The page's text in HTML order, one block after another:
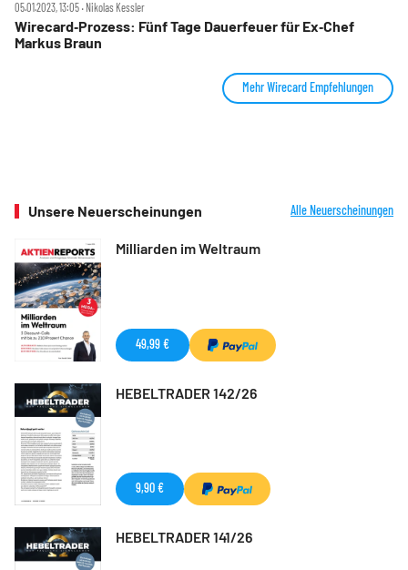
05.01.2023, 13:05 ‧ Nikolas Kessler
Wirecard‑Prozess: Fünf Tage Dauerfeuer für Ex‑Chef
Markus Braun
Mehr Wirecard Empfehlungen
Unsere Neuerscheinungen Alle Neuerscheinungen
Milliarden im Weltraum
49,99 €
HEBELTRADER 142/26
9,90 €
HEBELTRADER 141/26